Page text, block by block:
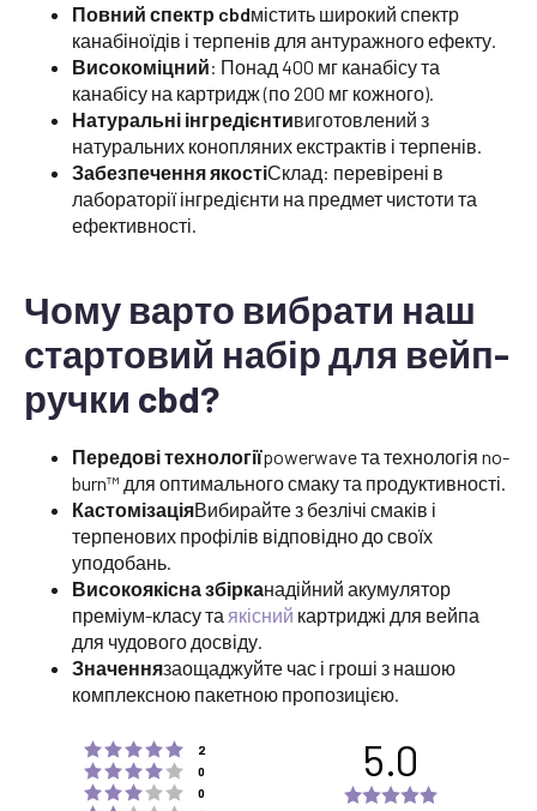
Повний спектр cbdмістить широкий спектр
канабіноїдів і терпенів для антуражного ефекту.
Високоміцний: Понад 400 мг канабісу та
канабісу на картридж (по 200 мг кожного).
Натуральні інгредієнтивиготовлений з
натуральних конопляних екстрактів і терпенів.
Забезпечення якостіСклад: перевірені в
лабораторії інгредієнти на предмет чистоти та
ефективності.
Чому варто вибрати наш
стартовий набір для вейп-
ручки cbd?
Передові технологіїpowerwave та технологія no-
burn™ для оптимального смаку та продуктивності.
КастомізаціяВибирайте з безлічі смаків і
терпенових профілів відповідно до своїх
уподобань.
Високоякісна збірканадійний акумулятор
преміум-класу та якісний картриджі для вейпа
для чудового досвіду.
Значеннязаощаджуйте час і гроші з нашою
комплексною пакетною пропозицією.
Rating 5 out of 5 stars
2
Rating 4 out of 5 stars
0
Rating 3 out of 5 stars
0
5.0